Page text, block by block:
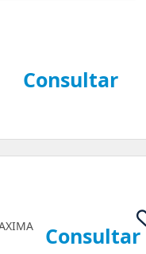
Consultar
Consultar